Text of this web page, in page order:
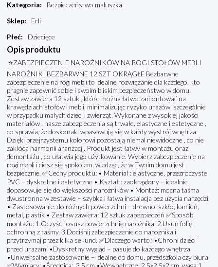
Kategoria:
Bezpieczeństwo maluszka
Sklep:
Erli
Płeć: Dziecięce
Opis produktu
⭐ZABEZPIECZENIE NAROŻNIKÓW NA ROGI STOŁÓW MEBLI
NAROŻNIKI BEZBARWNE 12 SZT OKRĄGŁE Bezbarwne
zabezpieczenie na rogi mebli to idealne rozwiązanie dla każdego, kto
pragnie zapewnić sobie i swoim bliskim bezpieczeństwo w domu.
Zestaw zawiera 12 sztuk , które można łatwo zamontować na
krawędziach stołów i mebli, minimalizując ryzyko urazów, szczególnie
w przypadku małych dzieci i zwierząt. Wykonane z wysokiej jakości
materiałów , nasze zabezpieczenia są trwałe, elastyczne i estetyczne ,
co sprawia, że doskonale wpasowują się w każdy wystrój wnętrza.
Dzięki przejrzystemu kolorowi pozostają niemal niewidoczne , co nie
zakłóca harmonii aranżacji. Produkt jest łatwy w montażu oraz
demontażu , co ułatwia jego użytkowanie. Wybierz zabezpieczenie na
rogi mebli i ciesz się spokojem, wiedząc, że w Twoim domu jest
bezpiecznie. ✅Cechy produktu: • Materiał : elastyczne, przezroczyste
PVC – dyskretne i estetyczne • Kształt: zaokrąglony – idealnie
dopasowuje się do większości narożników • Montaż: mocna taśma
dwustronna w zestawie – szybka i łatwa instalacja bez użycia narzędzi
• Zastosowanie: do różnych powierzchni – drewno, szkło, kamień,
metal, plastik • Zestaw zawiera: 12 sztuk zabezpieczeń ✅Sposób
montażu: 1.Oczyść i osusz powierzchnię narożnika. 2.Usuń folię
ochronną z taśmy. 3.Dociśnij zabezpieczenie do narożnika i
przytrzymaj przez kilka sekund. ✅Dlaczego warto? •Chroni dzieci
przed urazami •Dyskretny wygląd – pasuje do każdego wnętrza
•Uniwersalne zastosowanie – idealne do domu, przedszkola czy biura